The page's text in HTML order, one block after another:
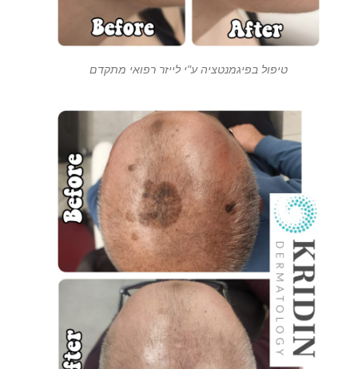
טיפול בפיגמנטציה ע"י לייזר רפואי מתקדם